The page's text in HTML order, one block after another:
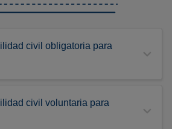
civil obligatoria para
civil voluntaria para